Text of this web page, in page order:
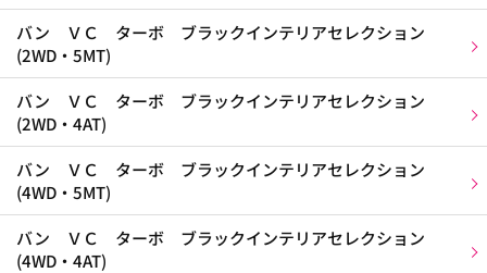
バン ＶＣ ターボ ブラックインテリアセレクション
(2WD・5MT)
バン ＶＣ ターボ ブラックインテリアセレクション
(2WD・4AT)
バン ＶＣ ターボ ブラックインテリアセレクション
(4WD・5MT)
バン ＶＣ ターボ ブラックインテリアセレクション
(4WD・4AT)